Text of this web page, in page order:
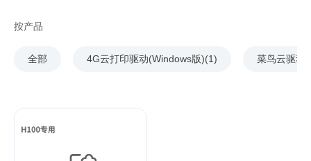
按产品
全部 4G云打印驱动(Windows版)(1) 菜鸟云驱动